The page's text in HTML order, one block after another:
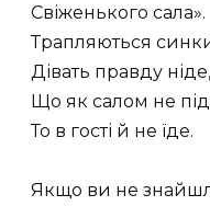
Свіженького сала».
Трапляються синки
Дівать правду
Що як салом не
То в гості й не їде.
Якщо ви не